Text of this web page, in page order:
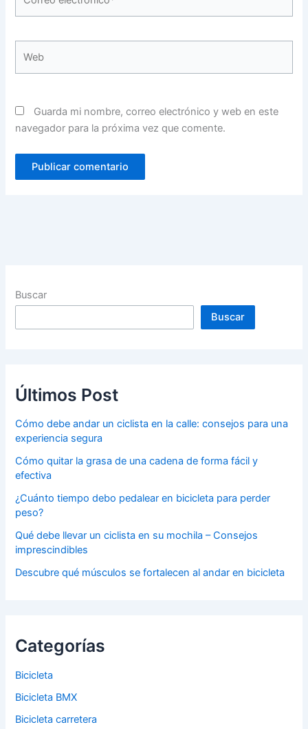
electrónico*
Guarda mi nombre, correo electrónico y web en este
navegador para la próxima vez que comente.
Buscar
Buscar
Últimos Post
Cómo debe andar un ciclista en la calle: consejos para una
experiencia segura
Cómo quitar la grasa de una cadena de forma fácil y
efectiva
¿Cuánto tiempo debo pedalear en bicicleta para perder
peso?
Qué debe llevar un ciclista en su mochila – Consejos
imprescindibles
Descubre qué músculos se fortalecen al andar en bicicleta
Categorías
Bicicleta
Bicicleta BMX
Bicicleta carretera